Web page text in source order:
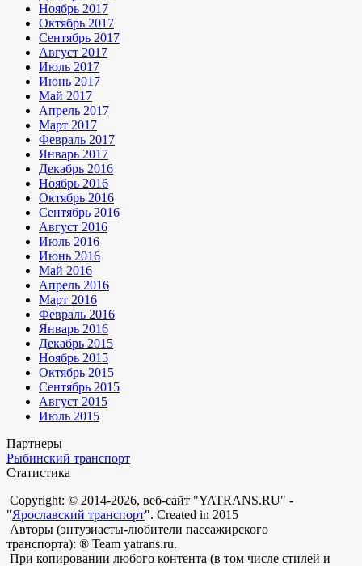
Ноябрь 2017
Октябрь 2017
Сентябрь 2017
Август 2017
Июль 2017
Июнь 2017
Май 2017
Апрель 2017
Март 2017
Февраль 2017
Январь 2017
Декабрь 2016
Ноябрь 2016
Октябрь 2016
Сентябрь 2016
Август 2016
Июль 2016
Июнь 2016
Май 2016
Апрель 2016
Март 2016
Февраль 2016
Январь 2016
Декабрь 2015
Ноябрь 2015
Октябрь 2015
Сентябрь 2015
Август 2015
Июль 2015
Партнеры
Рыбинский транспорт
Статистика
Copyright: © 2014-2026, веб-сайт "YATRANS.RU" -
"Ярославский транспорт". Created in 2015
Авторы (энтузиасты-любители пассажирского
транспорта): ® Team yatrans.ru.
При копировании любого контента (в том числе стилей и